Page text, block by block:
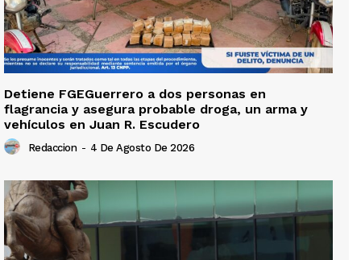
Detiene FGEGuerrero a dos personas en
flagrancia y asegura probable droga, un arma y
vehículos en Juan R. Escudero
Redaccion - 4 De Agosto De 2026